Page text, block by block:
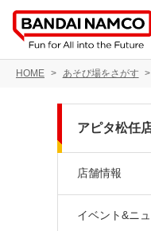
HOME あそび場をさがす
アピタ松任
店舗情報
イベント&ニ